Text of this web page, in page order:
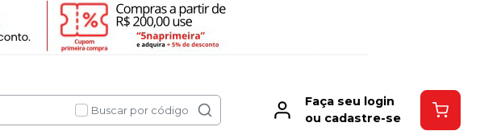
Buscar por código
Faça seu login
ou cadastre-se